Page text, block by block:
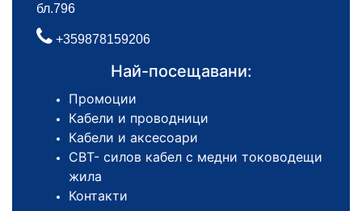
бл.796
+359878159206
Най-посещавани:
Промоции
Кабели и проводници
Кабели и аксесоари
СВТ- силов кабел с медни тоководещи
жила
Контакти